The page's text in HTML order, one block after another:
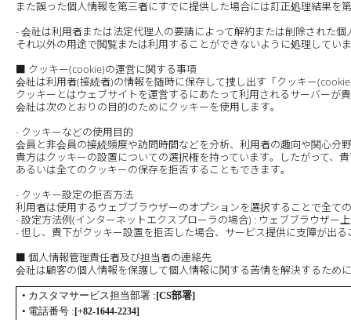
また誤った個人情報を第三者にすでに提供した場合には訂正処理結果を
- 会社は利用者または法定代理人の要請によって解約または削除された
それ以外の用途で閲覧または利用することができないように処理してい
■ クッキー(cookie)の運営に関する事項
会社は利用者(接続者)の情報を随時に保存して捜し出す「クッキー
クッキーとはウェブサイトを運営するにあたって利用されるサーバー
会社は次のとおりの目的のためにクッキーを使用します。
- クッキーなどの使用目的
会員と非会員の接続頻度や訪問時間などを分析、利用者の趣向や関心
貴方はクッキーの設置についての選択権を持っています。したがって、
あるいは全てのクッキーの保存を拒否することもできます。
- クッキー設定の拒否方法
利用者は使用するウェブブラウザーのオプションを選択することで全
- 設定方法例(インターネットエクスプローラの場合) : ウェブブラウザー
- 但し、貴下がクッキー設置を拒否した場合、サービス提供に支障が出
■ 個人情報管理責任者及び担当者の連絡先
会社は顧客の個人情報を保護して個人情報に関する苦情を解決するた
• カスタマサー ビス担当部署 :[CS部署]
• 電話番号 :[+82-1644-2234]